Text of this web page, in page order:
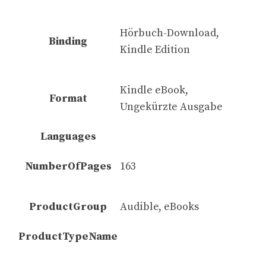
Binding
Hörbuch-Download,
Kindle Edition
Format
Kindle eBook,
Ungekürzte Ausgabe
Languages
NumberOfPages 163
ProductGroup Audible, eBooks
ProductTypeName